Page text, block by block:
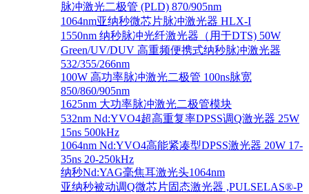
脉冲激光二极管 (PLD) 870/905nm
1064nm亚纳秒微芯片脉冲激光器 HLX-I
1550nm 纳秒脉冲光纤激光器（用于DTS) 50W
Green/UV/DUV 高重频便携式纳秒脉冲激光器
532/355/266nm
100W 高功率脉冲激光二极管 100ns脉宽
850/860/905nm
1625nm 大功率脉冲激光二极管模块
532nm Nd:YVO4超高重复率DPSS调Q激光器 25W
15ns 500kHz
1064nm Nd:YVO4高能紧凑型DPSS激光器 20W 17-
35ns 20-250kHz
纳秒Nd:YAG毫焦耳激光头1064nm
亚纳秒被动调Q微芯片固态激光器 ,PULSELAS®-P